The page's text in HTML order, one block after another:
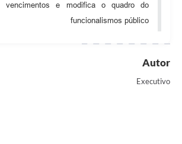
vencimentos e modifica o quadro do
funcionalismos público
Autor
Executivo